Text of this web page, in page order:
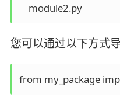
    module2.py
您可以通过以下方式